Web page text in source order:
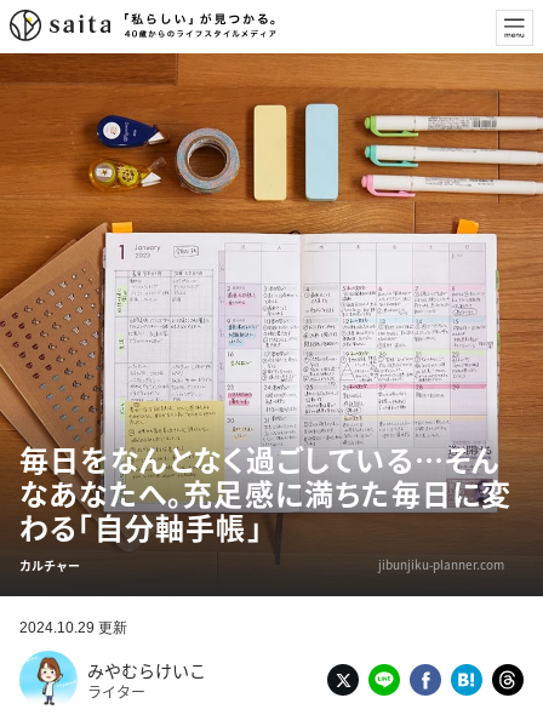
毎日をなんとなく過ごしている…そん
なあなたへ。充足感に満ちた毎日に変
わる「自分軸手帳」
カルチャー jibunjiku-planner.com
2024.10.29 更新
みやむらけいこ
ライター